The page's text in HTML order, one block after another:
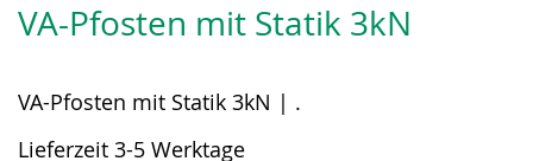
der
springen
VA-Pfosten mit Statik 3kN
VA-Pfosten mit Statik 3kN | .
Lieferzeit 3-5 Werktage